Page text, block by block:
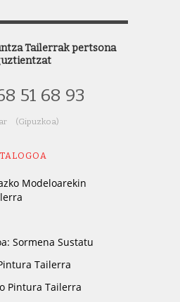
Tailerrak pertsona
51 68 93
(Gipuzkoa)
Modeloarekin
Sormena Sustatu
Tailerra
Pintura Tailerra